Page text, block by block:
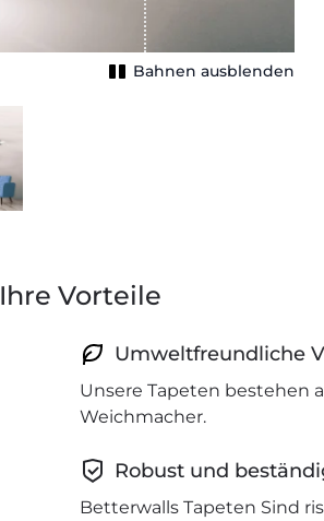
Bahnen ausblenden
Ihre Vorteile
Umweltfreundliche
Unsere Tapeten bestehen
Weichmacher.
Robust und
Betterwalls Tapeten Sind